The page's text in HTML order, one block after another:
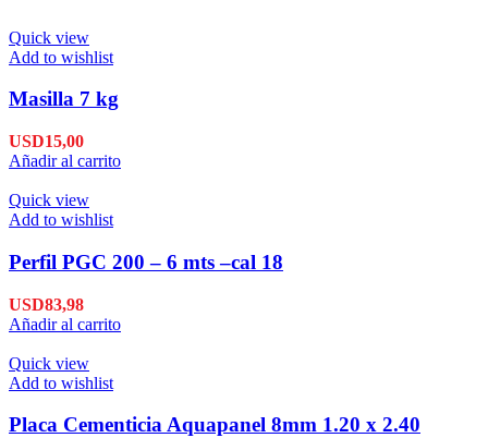
Quick view
Add to wishlist
Masilla 7 kg
USD15,00
Añadir al carrito
Quick view
Add to wishlist
Perfil PGC 200 – 6 mts –cal 18
USD83,98
Añadir al carrito
Quick view
Add to wishlist
Placa Cementicia Aquapanel 8mm 1.20 x 2.40